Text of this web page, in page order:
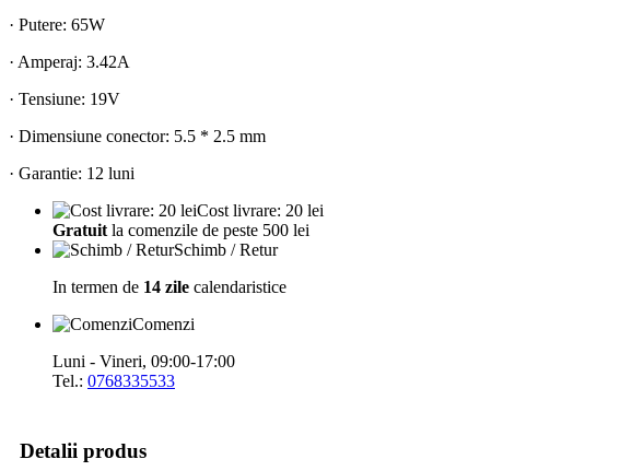
· Putere: 65W
· Amperaj: 3.42A
· Tensiune: 19V
· Dimensiune conector: 5.5 * 2.5 mm
· Garantie: 12 luni
Cost livrare: 20 lei
Gratuit la comenzile de peste 500 lei
Schimb / Retur
In termen de 14 zile calendaristice
Comenzi
Luni - Vineri, 09:00-17:00
Tel.: 0768335533
Detalii produs